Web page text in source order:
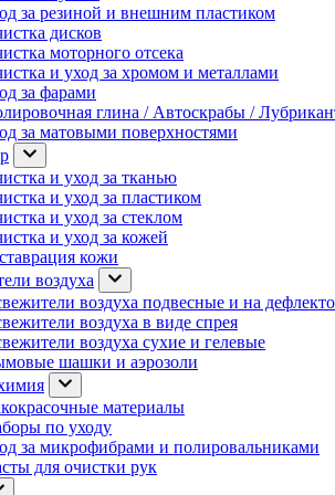
за резиной и внешним пластиком
дисков
моторного отсека
и уход за хромом и металлами
за фарами
глина / Автоскрабы /
за матовыми поверхностями
и уход за тканью
и уход за пластиком
и уход за стеклом
и уход за кожей
кожи
воздуха
воздуха подвесные и на
воздуха в виде спрея
воздуха сухие и гелевые
шашки и аэрозоли
материалы
по уходу
за микрофибрами и полировальниками
для очистки рук